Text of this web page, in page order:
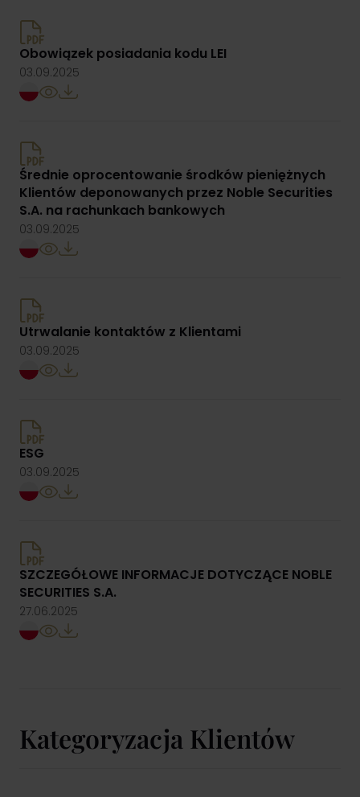
Klient TGE
Zapewniamy profesjonalną obsługę uczestników rynku energii i
Przejdź
Obowiązek posiadania kodu LEI
03.09.2025
Średnie oprocentowanie środków pieniężnych
Klientów deponowanych przez Noble Securities
S.A. na rachunkach bankowych
03.09.2025
Utrwalanie kontaktów z Klientami
03.09.2025
ESG
03.09.2025
SZCZEGÓŁOWE INFORMACJE DOTYCZĄCE NOBLE
SECURITIES S.A.
27.06.2025
Kategoryzacja Klientów